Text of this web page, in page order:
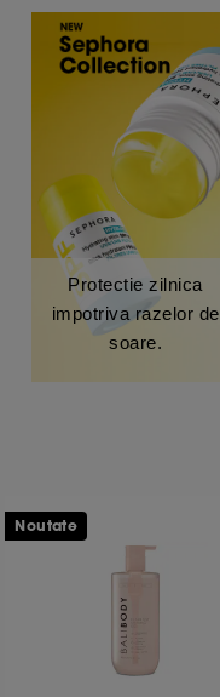
Protectie zilnica
impotriva razelor de
soare.
Noutate